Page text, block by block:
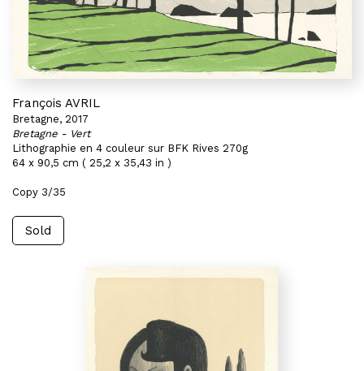
François AVRIL
Bretagne, 2017
Bretagne - Vert
Lithographie en 4 couleur sur BFK Rives 270g
64 x 90,5 cm ( 25,2 x 35,43 in )
Copy 3/35
Sold